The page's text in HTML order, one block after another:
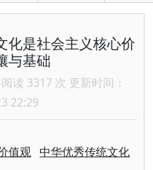
化是社会主义核心价
与基础
读 3317 次 更新时间：
22:29
值观 中华优秀传统文化